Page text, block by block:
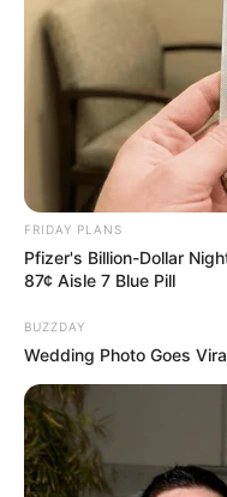
Deutschlandweit
eintragen:
Bilderfreigabe: Die
Zwecke kostenlos
Das Wissen, das die
FRIDAY PLANS
Pfizer's Billion-Dollar
87¢ Aisle 7 Blue Pill
BUZZDAY
Wedding Photo Goes